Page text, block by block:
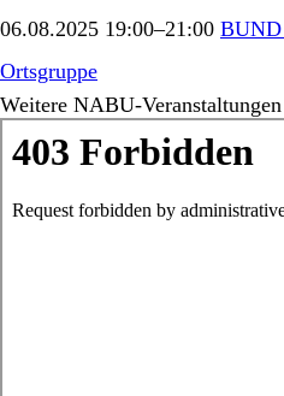
06.08.2025 19:00–21:00
Ortsgruppe
Weitere NABU-